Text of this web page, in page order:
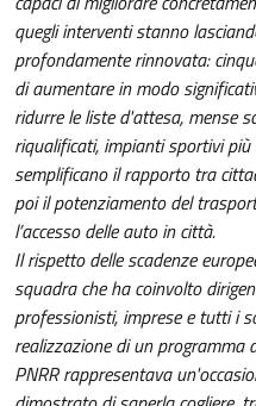
quegli interventi stanno
profondamente rinnovata:
di aumentare in modo
ridurre le liste d'attesa, mense
riqualificati, impianti sportivi più
semplificano il rapporto tra
poi il potenziamento del
l’accesso delle auto in città.
Il rispetto delle scadenze
squadra che ha coinvolto
professionisti, imprese e tutti i
realizzazione di un
PNRR rappresentava